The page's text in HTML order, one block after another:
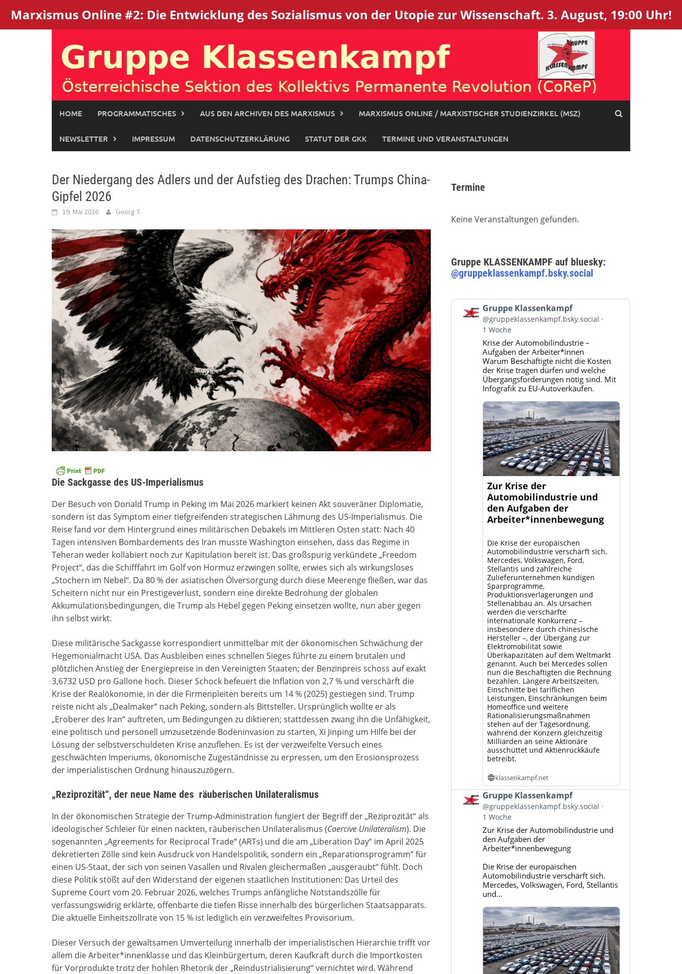
Marxismus Online #2: Die Entwicklung des Sozialismus von der Utopie zur Wissenschaft. 3. August, 19:00 Uhr!
HOME PROGRAMMATISCHES AUS DEN ARCHIVEN DES MARXISMUS MARXISMUS ONLINE / MARXISTISCHER STUDIENZIRKEL (MSZ)
NEWSLETTER IMPRESSUM DATENSCHUTZERKLÄRUNG STATUT DER GKK TERMINE UND VERANSTALTUNGEN
Der Niedergang des Adlers und der Aufstieg des Drachen: Trumps China-
Gipfel 2026
19. Mai 2026 Georg T.
Die Sackgasse des US-Imperialismus
Der Besuch von Donald Trump in Peking im Mai 2026 markiert keinen Akt souveräner Diplomatie,
sondern ist das Symptom einer tiefgreifenden strategischen Lähmung des US-Imperialismus. Die
Reise fand vor dem Hintergrund eines militärischen Debakels im Mittleren Osten statt: Nach 40
Tagen intensiven Bombardements des Iran musste Washington einsehen, dass das Regime in
Teheran weder kollabiert noch zur Kapitulation bereit ist. Das großspurig verkündete „Freedom
Project“, das die Schifffahrt im Golf von Hormuz erzwingen sollte, erwies sich als wirkungsloses
„Stochern im Nebel“. Da 80 % der asiatischen Ölversorgung durch diese Meerenge fließen, war das
Scheitern nicht nur ein Prestigeverlust, sondern eine direkte Bedrohung der globalen
Akkumulationsbedingungen, die Trump als Hebel gegen Peking einsetzen wollte, nun aber gegen
ihn selbst wirkt.
Diese militärische Sackgasse korrespondiert unmittelbar mit der ökonomischen Schwächung der
Hegemonialmacht USA. Das Ausbleiben eines schnellen Sieges führte zu einem brutalen und
plötzlichen Anstieg der Energiepreise in den Vereinigten Staaten; der Benzinpreis schoss auf exakt
3,6732 USD pro Gallone hoch. Dieser Schock befeuert die Inflation von 2,7 % und verschärft die
Krise der Realökonomie, in der die Firmenpleiten bereits um 14 % (2025) gestiegen sind. Trump
reiste nicht als „Dealmaker“ nach Peking, sondern als Bittsteller. Ursprünglich wollte er als
„Eroberer des Iran“ auftreten, um Bedingungen zu diktieren; stattdessen zwang ihn die Unfähigkeit,
eine politisch und personell umzusetzende Bodeninvasion zu starten, Xi Jinping um Hilfe bei der
Lösung der selbstverschuldeten Krise anzuflehen. Es ist der verzweifelte Versuch eines
geschwächten Imperiums, ökonomische Zugeständnisse zu erpressen, um den Erosionsprozess
der imperialistischen Ordnung hinauszuzögern.
„Reziprozität“, der neue Name des räuberischen Unilateralismus
In der ökonomischen Strategie der Trump-Administration fungiert der Begriff der „Reziprozität“ als
ideologischer Schleier für einen nackten, räuberischen Unilateralismus (Coercive Unilateralism). Die
sogenannten „Agreements for Reciprocal Trade“ (ARTs) und die am „Liberation Day“ im April 2025
dekretierten Zölle sind kein Ausdruck von Handelspolitik, sondern ein „Reparationsprogramm“ für
einen US-Staat, der sich von seinen Vasallen und Rivalen gleichermaßen „ausgeraubt“ fühlt. Doch
diese Politik stößt auf den Widerstand der eigenen staatlichen Institutionen: Das Urteil des
Supreme Court vom 20. Februar 2026, welches Trumps anfängliche Notstandszölle für
verfassungswidrig erklärte, offenbarte die tiefen Risse innerhalb des bürgerlichen Staatsapparats.
Die aktuelle Einheitszollrate von 15 % ist lediglich ein verzweifeltes Provisorium.
Dieser Versuch der gewaltsamen Umverteilung innerhalb der imperialistischen Hierarchie trifft vor
allem die Arbeiter*innenklasse und das Kleinbürgertum, deren Kaufkraft durch die Importkosten
für Vorprodukte trotz der hohlen Rhetorik der „Reindustrialisierung“ vernichtet wird. Während
Termine
Keine Veranstaltungen gefunden.
Gruppe KLASSENKAMPF auf bluesky:
@gruppeklassenkampf.bsky.social
Beitrag
von
Gruppe
Klassenkampf
Bluesky
ansehen
Gruppe Klassenkampf
@gruppeklassenkampf.bsky.social
1 Woche
Krise der Automobilindustrie –
Aufgaben der Arbeiter*innen
Warum Beschäftigte nicht die Kosten
der Krise tragen dürfen und welche
Übergangsforderungen nötig sind. Mit
Infografik zu EU-Autoverkäufen.
Zur Krise der
Automobilindustrie und
den Aufgaben der
Arbeiter*innenbewegung
Die Krise der europäischen
Automobilindustrie verschärft sich.
Mercedes, Volkswagen, Ford,
Stellantis und zahlreiche
Zulieferunternehmen kündigen
Sparprogramme,
Produktionsverlagerungen und
Stellenabbau an. Als Ursachen
werden die verschärfte
internationale Konkurrenz –
insbesondere durch chinesische
Hersteller –, der Übergang zur
Elektromobilität sowie
Überkapazitäten auf dem Weltmarkt
genannt. Auch bei Mercedes sollen
nun die Beschäftigten die Rechnung
bezahlen. Längere Arbeitszeiten,
Einschnitte bei tariflichen
Leistungen, Einschränkungen beim
Homeoffice und weitere
Rationalisierungsmaßnahmen
stehen auf der Tagesordnung,
während der Konzern gleichzeitig
Milliarden an seine Aktionäre
ausschüttet und Aktienrückkäufe
betreibt.
klassenkampf.net
Beitrag
von
Gruppe
Klassenkampf
Bluesky
Gruppe Klassenkampf
@gruppeklassenkampf.bsky.social
1 Woche
Zur Krise der Automobilindustrie und
den Aufgaben der
Arbeiter*innenbewegung
Die Krise der europäischen
Automobilindustrie verschärft sich.
Mercedes, Volkswagen, Ford, Stellantis
und...